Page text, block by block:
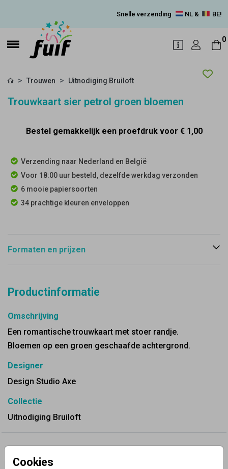
Snelle verzending NL & BE!
0
Cookies
Trouwen Uitnodiging Bruiloft
Trouwkaart sier petrol groen bloemen
Bestel gemakkelijk een proefdruk voor € 1,00
Verzending naar Nederland en België
Voor 18:00 uur besteld, dezelfde werkdag verzonden
6 mooie papiersoorten
34 prachtige kleuren enveloppen
Formaten en prijzen
Productinformatie
Omschrijving
Een romantische trouwkaart met stoer randje.
Bloemen op een groen geschaafde achtergrond.
Designer
Design Studio Axe
Collectie
Uitnodiging Bruiloft